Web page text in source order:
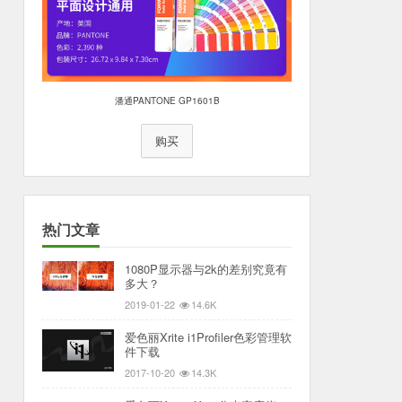
潘通PANTONE GP1601B
购买
热门文章
1080P显示器与2k的差别究竟有
多大？
2019-01-22 14.6K
爱色丽Xrite i1Profiler色彩管理软
件下载
2017-10-20 14.3K